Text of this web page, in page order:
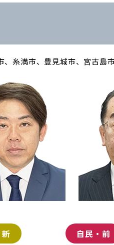
、糸満市、豊見城市、宮古島
自民・前